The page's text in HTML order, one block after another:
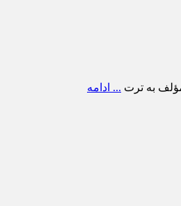
... ادامه